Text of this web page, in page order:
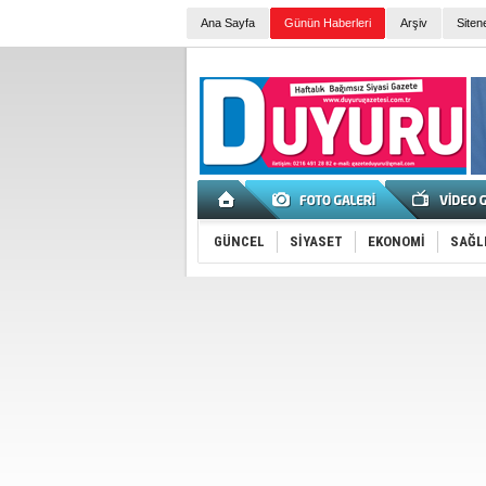
Ana Sayfa Günün Haberleri Arşiv
GÜNCEL SİYASET EKONOMİ